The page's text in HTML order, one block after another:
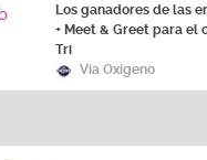
Los ganadores de las
+ Meet & Greet para el
Tri
Vía Oxígeno